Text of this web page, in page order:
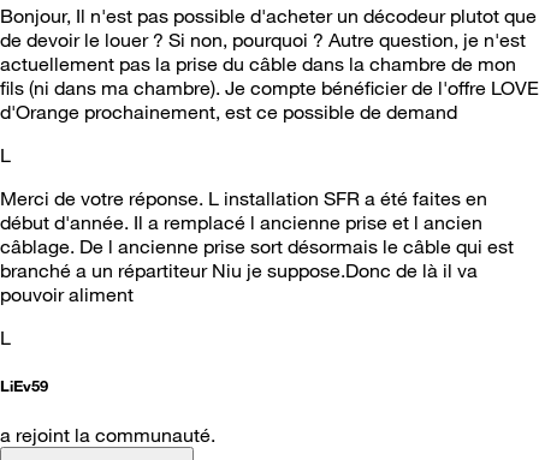
Bonjour, Il n'est pas possible d'acheter un décodeur plutot que
de devoir le louer ? Si non, pourquoi ? Autre question, je n'est
actuellement pas la prise du câble dans la chambre de mon
fils (ni dans ma chambre). Je compte bénéficier de l'offre LOVE
d'Orange prochainement, est ce possible de demand
L
Merci de votre réponse. L installation SFR a été faites en
début d'année. Il a remplacé l ancienne prise et l ancien
câblage. De l ancienne prise sort désormais le câble qui est
branché a un répartiteur Niu je suppose.Donc de là il va
pouvoir aliment
L
LiEv59
a rejoint la communauté.